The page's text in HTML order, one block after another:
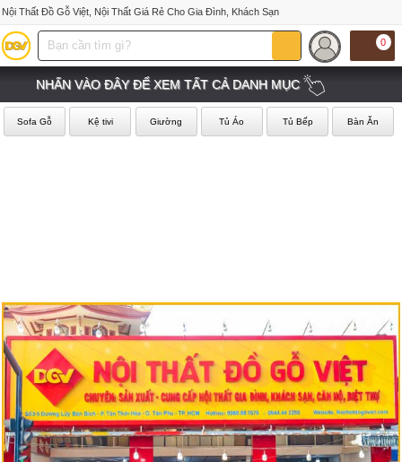
Nội Thất Đồ Gỗ Việt, Nội Thất Giá Rẻ Cho Gia Đình, Khách Sạn
0
NHẤN VÀO ĐÂY ĐỂ XEM TẤT CẢ DANH MỤC
Sofa Gỗ Kệ tivi Giường Tủ Áo Tủ Bếp Bàn Ăn